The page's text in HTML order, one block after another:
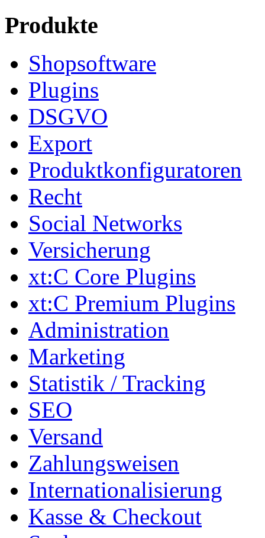
Produkte
Shopsoftware
Plugins
DSGVO
Export
Produktkonfiguratoren
Recht
Social Networks
Versicherung
xt:C Core Plugins
xt:C Premium Plugins
Administration
Marketing
Statistik / Tracking
SEO
Versand
Zahlungsweisen
Internationalisierung
Kasse & Checkout